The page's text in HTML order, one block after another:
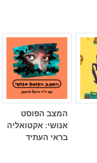
המצב הפוסט
אנושי: אקטואליה
בראי העתיד